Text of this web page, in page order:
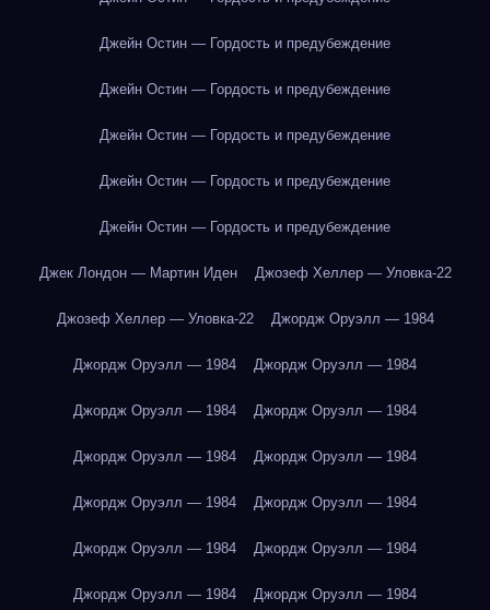
Джейн Остин — Гордость и предубеждение
Джейн Остин — Гордость и предубеждение
Джейн Остин — Гордость и предубеждение
Джейн Остин — Гордость и предубеждение
Джейн Остин — Гордость и предубеждение
Джек Лондон — Мартин Иден Джозеф Хеллер — Уловка-22
Джозеф Хеллер — Уловка-22 Джордж Оруэлл — 1984
Джордж Оруэлл — 1984 Джордж Оруэлл — 1984
Джордж Оруэлл — 1984 Джордж Оруэлл — 1984
Джордж Оруэлл — 1984 Джордж Оруэлл — 1984
Джордж Оруэлл — 1984 Джордж Оруэлл — 1984
Джордж Оруэлл — 1984 Джордж Оруэлл — 1984
Джордж Оруэлл — 1984 Джордж Оруэлл — 1984